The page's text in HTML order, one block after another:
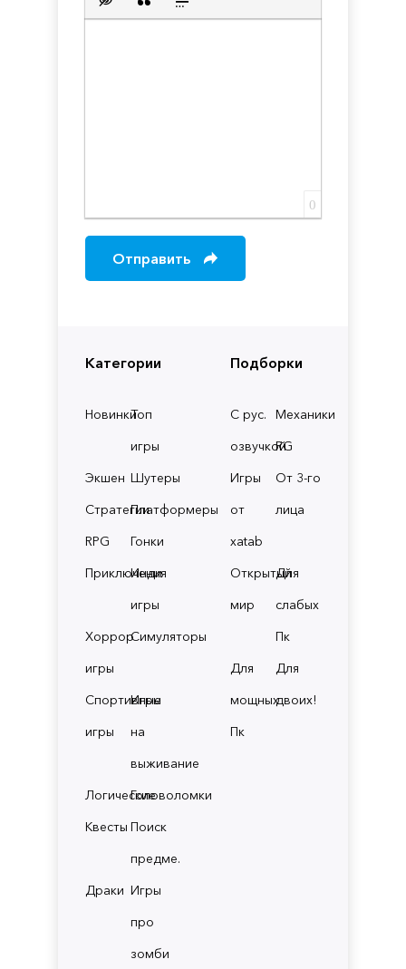
Категории
НовинкиТоп
игры
Экшен Шутеры
СтратегииПлатформеры
RPG
Гонки
Приключения
Инди
игры
Хоррор
игры
Симуляторы
Спортивные
игры
Игры
на
выживание
ЛогическиеГоловоломки
Квесты Поиск
предме.
Драки Игры
про
зомби
Подборки
С рус.
озвучкой
Механики
RG
Игры
от
xatab
От 3-го
лица
Открытый
мир
Для
слабых
Пк
Для
мощных
Пк
Для
двоих!
Вставка скрытого текста
Вставка цитаты
Вставка спойлера
0
Отправить